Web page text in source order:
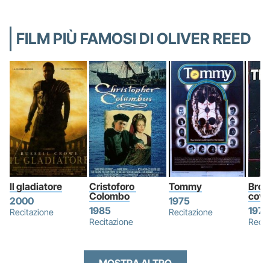
FILM PIÙ FAMOSI DI OLIVER REED
Il gladiatore
2000
Recitazione
Cristoforo
Colombo
1985
Recitazione
Tommy
1975
Recitazione
1979